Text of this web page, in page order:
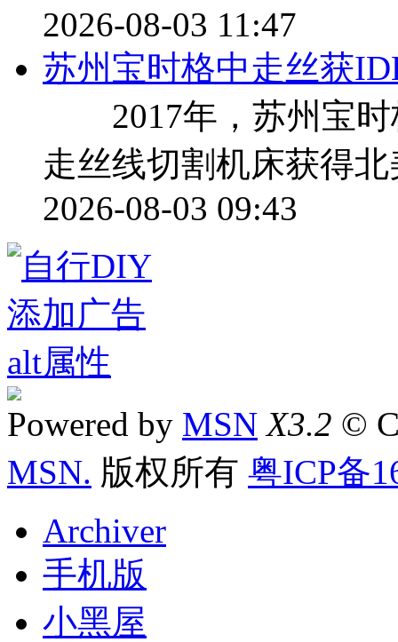
2026-08-03 11:47
苏州宝时格中走丝获
2017年，苏州宝时
走丝线切割机床获得
2026-08-03 09:43
Powered by MSN X3.2 ©
MSN. 版权所有 粤ICP备
Archiver
手机版
小黑屋